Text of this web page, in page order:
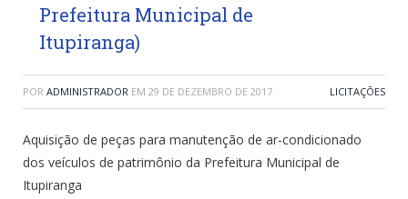
Prefeitura Municipal de
Itupiranga)
POR ADMINISTRADOR EM 29 DE DEZEMBRO DE 2017 LICITAÇÕES
Aquisição de peças para manutenção de ar-condicionado
dos veículos de patrimônio da Prefeitura Municipal de
Itupiranga